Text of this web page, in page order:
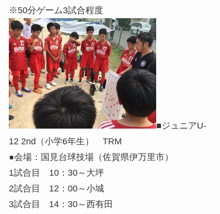
※50分ゲーム3試合程度
■ジュニアU-
12 2nd（小学6年生） TRM
●会場：国見台球技場（佐賀県伊万里市）
1試合目 10：30～大坪
2試合目 12：00～小城
3試合目 14：30～西有田